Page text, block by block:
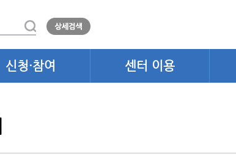
신청·참여 센터 이용